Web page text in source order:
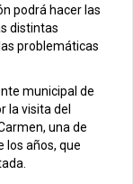
podrá hacer las
distintas
problemáticas
municipal de
la visita del
una de
los años, que